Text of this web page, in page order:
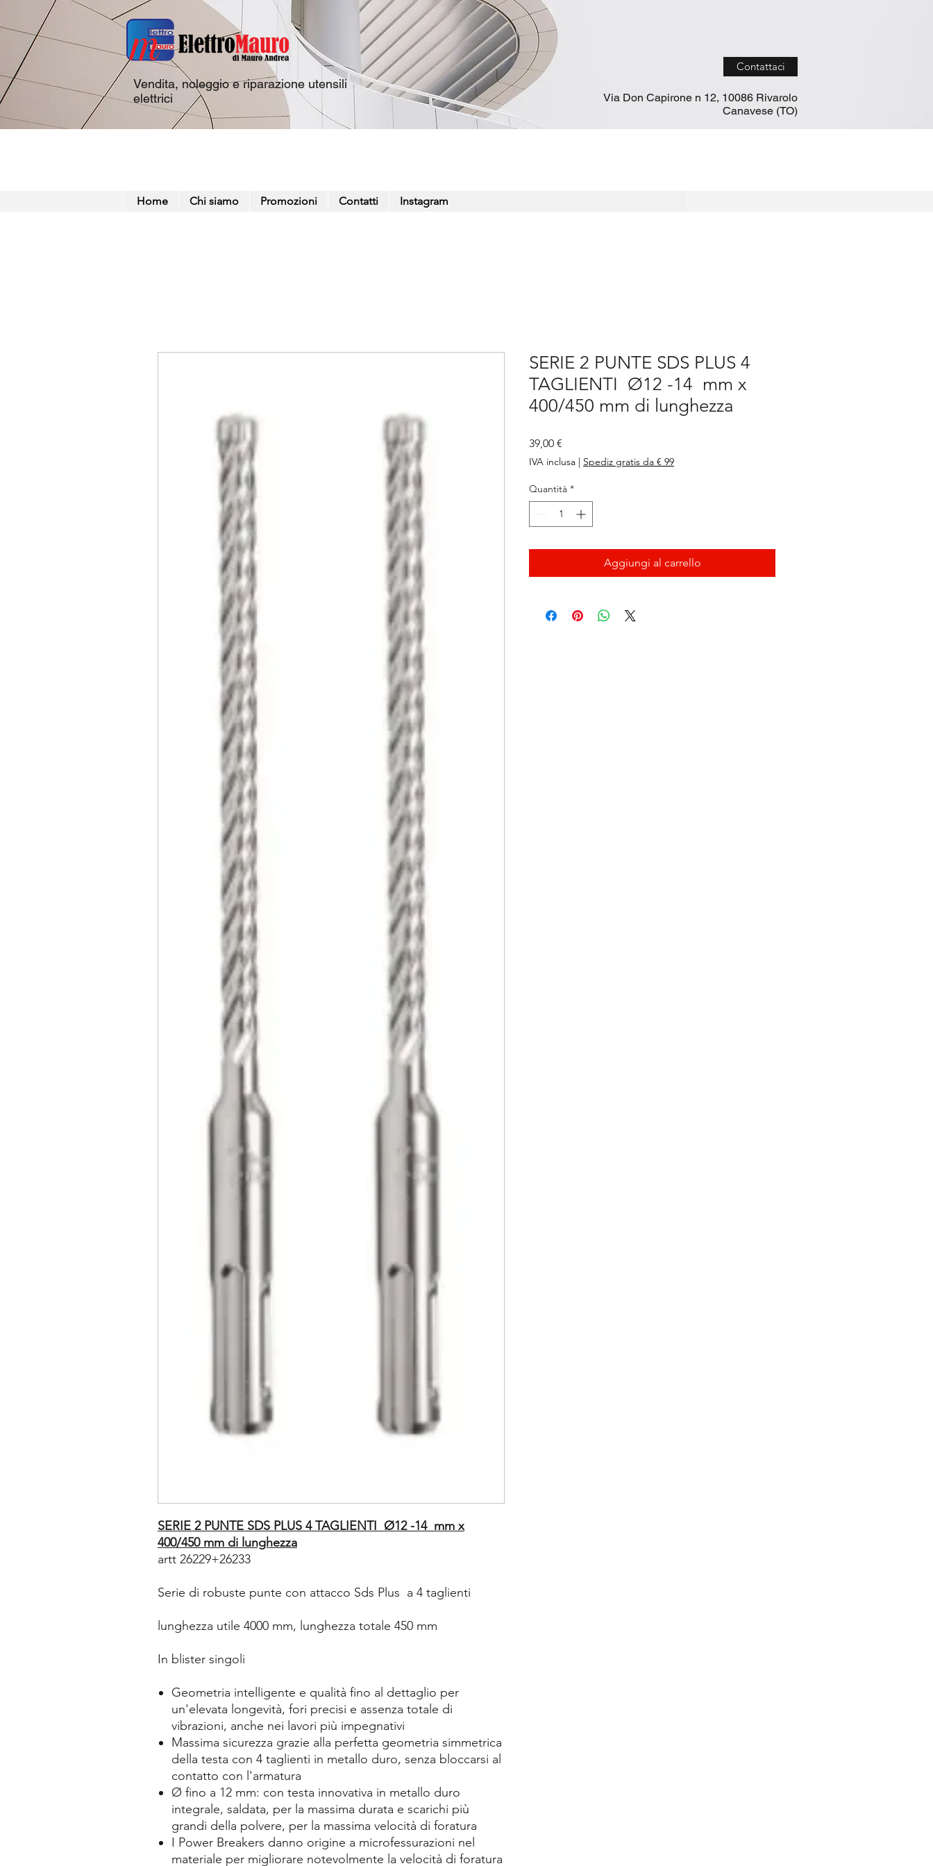
Vendita, noleggio e riparazione utensili
elettrici
Contattaci
Via Don Capirone n 12, 10086 Rivarolo
Canavese (TO)
Home Chi siamo Promozioni Contatti Instagram
SERIE 2 PUNTE SDS PLUS 4 TAGLIENTI Ø12 -14 mm x
400/450 mm di lunghezza
artt 26229+26233
Serie di robuste punte con attacco Sds Plus a 4 taglienti
lunghezza utile 4000 mm, lunghezza totale 450 mm
In blister singoli
Geometria intelligente e qualità fino al dettaglio per
un'elevata longevità, fori precisi e assenza totale di
vibrazioni, anche nei lavori più impegnativi
Massima sicurezza grazie alla perfetta geometria simmetrica
della testa con 4 taglienti in metallo duro, senza bloccarsi al
contatto con l'armatura
Ø fino a 12 mm: con testa innovativa in metallo duro
integrale, saldata, per la massima durata e scarichi più
grandi della polvere, per la massima velocità di foratura
I Power Breakers danno origine a microfessurazioni nel
materiale per migliorare notevolmente la velocità di foratura
SERIE 2 PUNTE SDS PLUS 4
TAGLIENTI Ø12 -14 mm x
400/450 mm di lunghezza
39,00 €
IVA inclusa | Spediz gratis da € 99
Quantità *
Aggiungi al carrello